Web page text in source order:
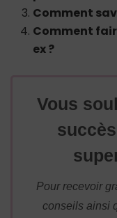
Comment
Comment
ex ?
Vous
Pour recevoir
conseils ainsi